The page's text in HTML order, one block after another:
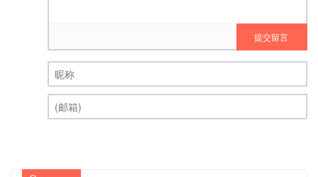
提交留言
昵称 (必填)